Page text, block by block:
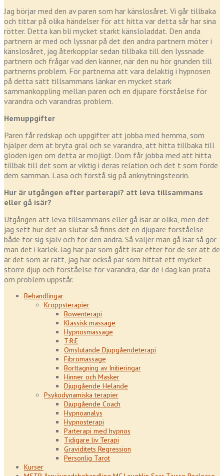
Jag börjar med den av paren som har känslosåret. Vi går tillbaka
och tittar på olika händelser för att hitta var detta sår har sina
rötter. Detta kan bli mycket starkt känsloladdat. Den anda
partnern är med och lyssnar på det den andra partnern möter i
känslosåret, jag återkopplar sedan tillbaka till den lyssnade
partnern och frågar vad den känner, när den nu hör grunden till
partnerns problem. För partnerna att vara delaktig i hypnosen
på detta sätt tillsammans länkar en mycket stark
sammankoppling mellan paren och en djupare förståelse för
varandra och varandras problem.
Hemuppgifter
Paren får redskap och uppgifter att jobba med hemma, som
hjälper dem at bryta gräl och se varandra, att hitta tillbaka till
glöden igen om detta är möjligt. Dom får jobba med att hitta
tillbak till det som är viktig i deras relation och det t som förde
dem samman. Läsa och förstå sig på anknytningsteorin.
Hur är utgången efter parterapi? att leva tillsammans
eller gå isär?
Utgången att leva tillsammans eller gå isär är olika, men det
jag sett hur det än slutar så finns det en djupare förståelse
både för sig själv och för den andra. Så väljer man gå isär så gör
man det i kärlek. Jag har par som gått isär efter för de ser att de
är det som är rätt, jag har också par som hittat ett mycket
större djup och förståelse för varandra, där de i dag kan prata
om problem uppstår.
Behandlingar
Kroppsterapier
Bowenterapi
Klassisk massage
Hypnosmassage
T:R:E
Omslutande Djupgåendeterapi
Fibromassage
Borttagning av Initieringar
Hinner och Masker
Djupgående Helande
Psykodynamiska terapier
Djupgående Coach
Hypnoanalys
Hypnosterapi
Parterapi med hypnos
Tidigare liv Terapi
Graviditets Regression
Personlig Tarot
Kurser